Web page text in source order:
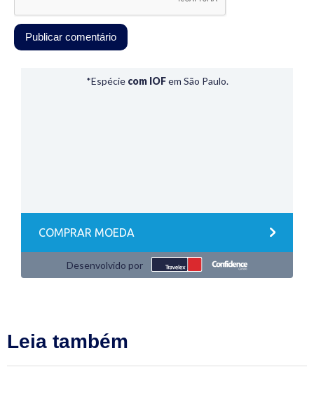
Leia também